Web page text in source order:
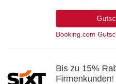
Booking.com
Bis zu 15%
Firmenkunden!